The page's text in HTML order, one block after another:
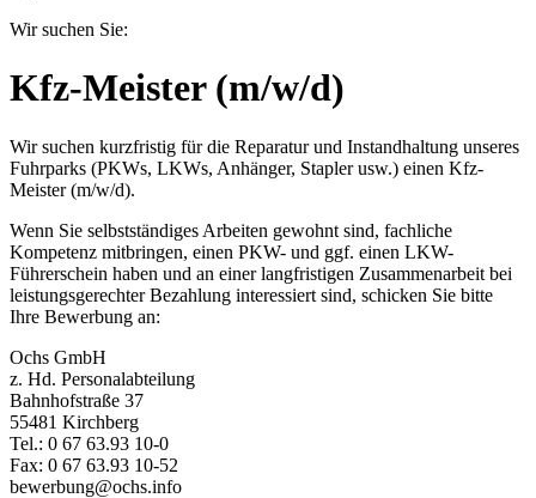
Wir suchen Sie:
Kfz-Meister (m/w/d)
Wir suchen kurzfristig für die Reparatur und Instandhaltung unseres
Fuhrparks (PKWs, LKWs, Anhänger, Stapler usw.) einen Kfz-
Meister (m/w/d).
Wenn Sie selbstständiges Arbeiten gewohnt sind, fachliche
Kompetenz mitbringen, einen PKW- und ggf. einen LKW-
Führerschein haben und an einer langfristigen Zusammenarbeit bei
leistungsgerechter Bezahlung interessiert sind, schicken Sie bitte
Ihre Bewerbung an:
Ochs GmbH
z. Hd. Personalabteilung
Bahnhofstraße 37
55481 Kirchberg
Tel.: 0 67 63.93 10-0
Fax: 0 67 63.93 10-52
bewerbung@ochs.info